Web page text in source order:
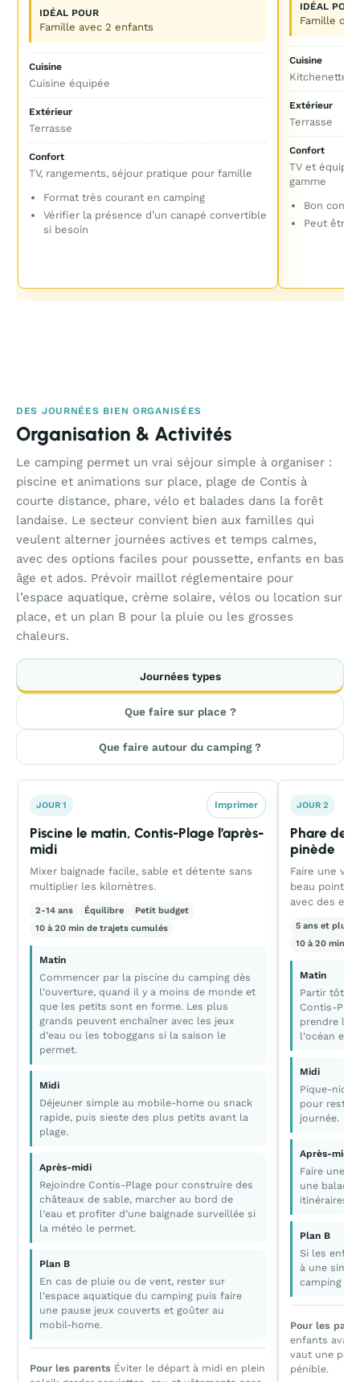
IDÉAL POUR
Famille de
Cuisine
Kitchenette
Extérieur
Terrasse
Confort
TV et
gamme
Bon
Peut être
IDÉAL POUR
Famille avec 2 enfants
Cuisine
Cuisine équipée
Extérieur
Terrasse
Confort
TV, rangements, séjour pratique pour famille
Format très courant en camping
Vérifier la présence d’un canapé convertible
si besoin
DES JOURNÉES BIEN ORGANISÉES
Organisation & Activités
Le camping permet un vrai séjour simple à organiser :
piscine et animations sur place, plage de Contis à
courte distance, phare, vélo et balades dans la forêt
landaise. Le secteur convient bien aux familles qui
veulent alterner journées actives et temps calmes,
avec des options faciles pour poussette, enfants en bas
âge et ados. Prévoir maillot réglementaire pour
l’espace aquatique, crème solaire, vélos ou location sur
place, et un plan B pour la pluie ou les grosses
chaleurs.
Journées types
Que faire sur place ?
Que faire autour du camping ?
JOUR 1 Imprimer
Piscine le matin, Contis-Plage l’après-
midi
Mixer baignade facile, sable et détente sans
multiplier les kilomètres.
2-14 ans Équilibre
Petit budget
10 à 20 min de trajets cumulés
Matin
Commencer par la piscine du camping dès
l’ouverture, quand il y a moins de monde et
que les petits sont en forme. Les plus
grands peuvent enchaîner avec les jeux
d’eau ou les toboggans si la saison le
permet.
Midi
Déjeuner simple au mobile-home ou snack
rapide, puis sieste des plus petits avant la
plage.
Après-midi
Rejoindre Contis-Plage pour construire des
châteaux de sable, marcher au bord de
l’eau et profiter d’une baignade surveillée si
la météo le permet.
Plan B
En cas de pluie ou de vent, rester sur
l’espace aquatique du camping puis faire
une pause jeux couverts et goûter au
mobil-home.
Pour les parents Éviter le départ à midi en plein
JOUR 2
Phare de
pinède
Faire une
beau point
avec des
5 ans et plus
10 à 20 min
Matin
Partir tôt à
Contis-
prendre le
l’océan et
Midi
Pique-
pour rester
journée.
Après-midi
Faire une
une balade
itinéraires
Plan B
Si les
à une
camping
Pour les
enfants
vaut une
pénible.